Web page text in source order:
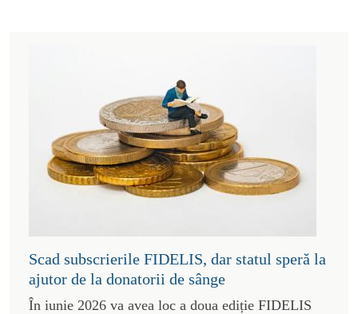
Scad subscrierile FIDELIS, dar statul speră la
ajutor de la donatorii de sânge
În iunie 2026 va avea loc a doua ediție FIDELIS